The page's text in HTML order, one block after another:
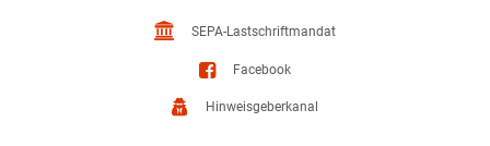
SEPA-Lastschriftmandat
Facebook
Hinweisgeberkanal